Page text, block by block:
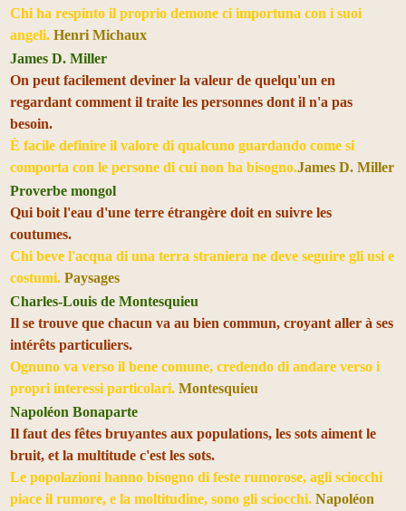
Chi ha respinto il proprio demone ci importuna con i suoi
angeli. Henri Michaux
James D. Miller
On peut facilement deviner la valeur de quelqu'un en
regardant comment il traite les personnes dont il n'a pas
besoin.
È facile definire il valore di qualcuno guardando come si
comporta con le persone di cui non ha bisogno.James D. Miller
Proverbe mongol
Qui boit l'eau d'une terre étrangère doit en suivre les
coutumes.
Chi beve l'acqua di una terra straniera ne deve seguire gli usi e
costumi. Paysages
Charles-Louis de Montesquieu
Il se trouve que chacun va au bien commun, croyant aller à ses
intérêts particuliers.
Ognuno va verso il bene comune, credendo di andare verso i
propri interessi particolari. Montesquieu
Napoléon Bonaparte
Il faut des fêtes bruyantes aux populations, les sots aiment le
bruit, et la multitude c'est les sots.
Le popolazioni hanno bisogno di feste rumorose, agli sciocchi
piace il rumore, e la moltitudine, sono gli sciocchi. Napoléon